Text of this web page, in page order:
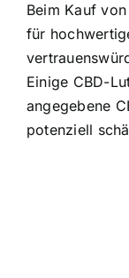
Beim Kauf
für
Einige CBD-
angegebene
potenziell